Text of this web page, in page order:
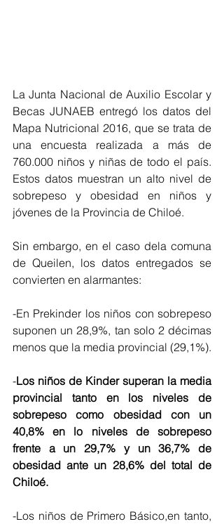
La Junta Nacional de Auxilio Escolar y
Becas JUNAEB entregó los datos del
Mapa Nutricional 2016, que se trata de
una encuesta realizada a más de
760.000 niños y niñas de todo el país.
Estos datos muestran un alto nivel de
sobrepeso y obesidad en niños y
jóvenes de la Provincia de Chiloé.
Sin embargo, en el caso dela comuna
de Queilen, los datos entregados se
convierten en alarmantes:
-En Prekinder los niños con sobrepeso
suponen un 28,9%, tan solo 2 décimas
menos que la media provincial (29,1%).
-Los niños de Kinder superan la media
provincial tanto en los niveles de
sobrepeso como obesidad con un
40,8% en lo niveles de sobrepeso
frente a un 29,7% y un 36,7% de
obesidad ante un 28,6% del total de
Chiloé.
-Los niños de Primero Básico,en tanto,